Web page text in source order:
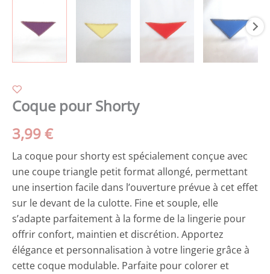
Coque pour Shorty
3,99€
La coque pour shorty est spécialement conçue avec
une coupe triangle petit format allongé, permettant
une insertion facile dans l’ouverture prévue à cet effet
sur le devant de la culotte. Fine et souple, elle
s’adapte parfaitement à la forme de la lingerie pour
offrir confort, maintien et discrétion. Apportez
élégance et personnalisation à votre lingerie grâce à
cette coque modulable. Parfaite pour colorer et